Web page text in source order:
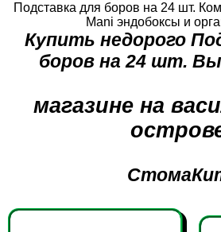
Подставка для боров на 24 шт.
Mani эндобоксы и
Купить недорого
боров на 24 шт.
магазине на